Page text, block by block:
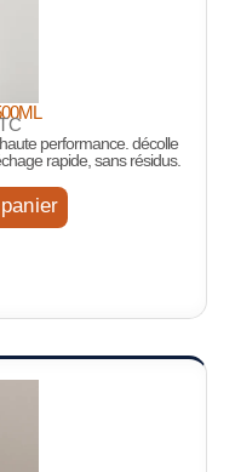
performance. décolle
rapide, sans résidus.